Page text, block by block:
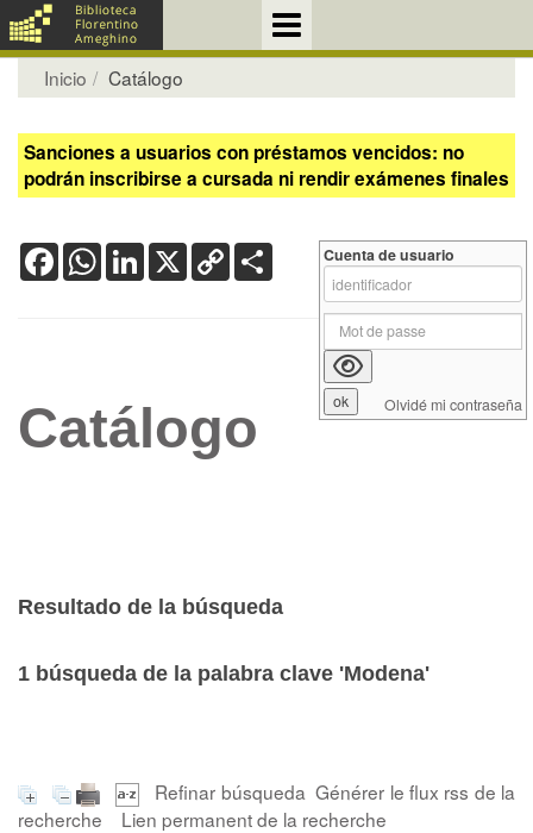
Inicio Catálogo
Sanciones a usuarios con préstamos vencidos: no
podrán inscribirse a cursada ni rendir exámenes finales
FacebookWhatsApp
LinkedIn
X Copy
Link
Catálogo
Resultado de la búsqueda
1 búsqueda de la palabra clave 'Modena'
Refinar búsqueda Générer le flux rss de la
recherche
Lien permanent de la recherche
Cuenta de usuario
Olvidé mi contraseña